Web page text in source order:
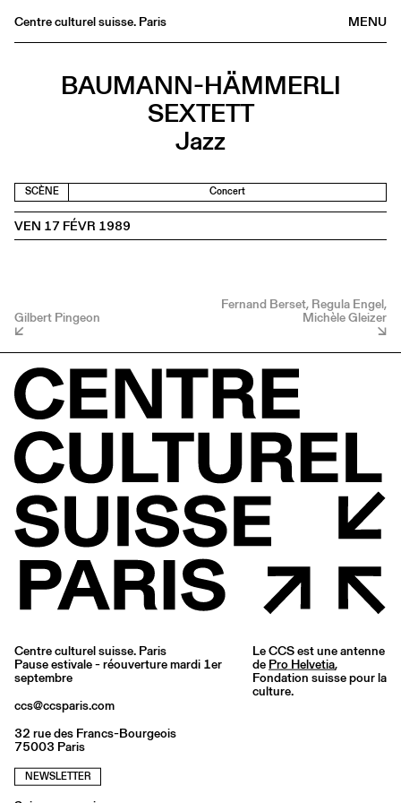
MENU
Centre culturel suisse. Paris
Éditions
Informations
BAUMANN-HÄMMERLI
SEXTETT
Jazz
SCÈNE Concert
VEN 17 FÉVR 1989
Gilbert Pingeon
Fernand Berset, Regula Engel,
Michèle Gleizer
Centre culturel suisse. Paris
Pause estivale - réouverture mardi 1er
septembre
ccs@ccsparis.com
32 rue des Francs-Bourgeois
75003 Paris
NEWSLETTER
Le CCS est une antenne
de Pro Helvetia,
Fondation suisse pour la
culture.